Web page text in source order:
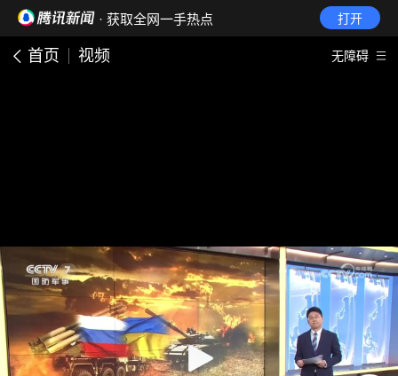
· 获取全网一手热点 打开
首页 视频 无障碍